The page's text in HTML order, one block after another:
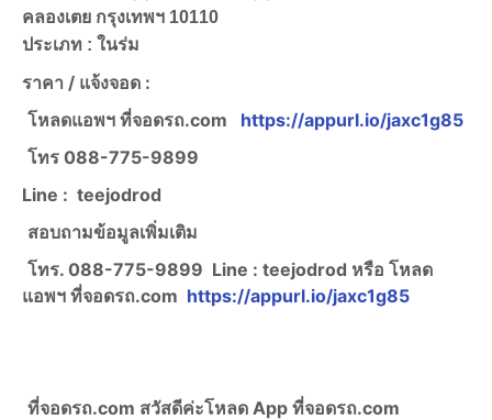
คลองเตย กรุงเทพฯ 10110
ประเภท : ในร่ม
ราคา / แจ้งจอด :
โหลดแอพฯ ที่จอดรถ.com
https://appurl.io/jaxc1g85
โทร 088-775-9899
Line : teejodrod
สอบถามข้อมูลเพิ่มเติม
โทร. 088-775-9899 Line : teejodrod หรือ โหลด
แอพฯ ที่จอดรถ.com https://appurl.io/jaxc1g85
ที่จอดรถ.com สวัสดีค่ะโหลด App ที่จอดรถ.com